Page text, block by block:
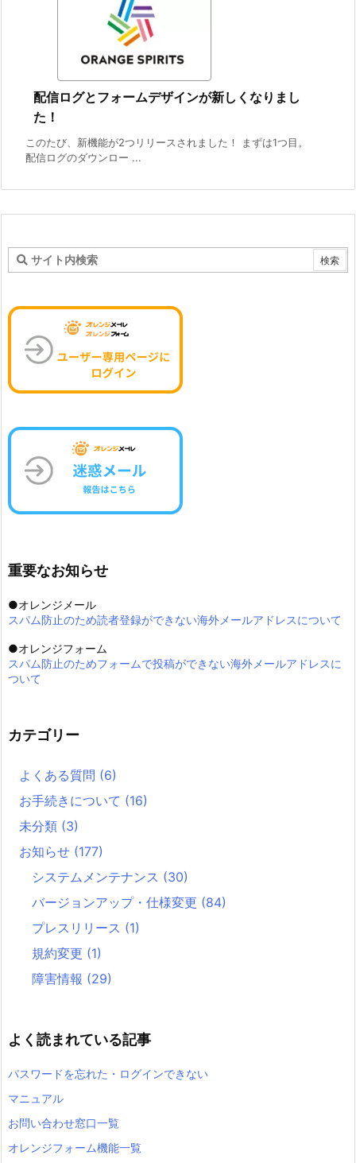
配信ログとフォームデザインが新しくなりまし
た！
このたび、新機能が2つリリースされました！ まずは1つ目。
配信ログのダウンロー ...
重要なお知らせ
●オレンジメール
スパム防止のため読者登録ができない海外メールアドレスについて
●オレンジフォーム
スパム防止のためフォームで投稿ができない海外メールアドレスに
ついて
カテゴリー
よくある質問 (6)
お手続きについて (16)
未分類 (3)
お知らせ (177)
システムメンテナンス (30)
バージョンアップ・仕様変更 (84)
プレスリリース (1)
規約変更 (1)
障害情報 (29)
よく読まれている記事
パスワードを忘れた・ログインできない
マニュアル
お問い合わせ窓口一覧
オレンジフォーム機能一覧